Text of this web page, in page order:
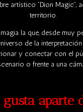
artístico “Dion Magic”,
territorio.
la que, desde muy
de la
y conectar con el
o frente a una
gusta aparte